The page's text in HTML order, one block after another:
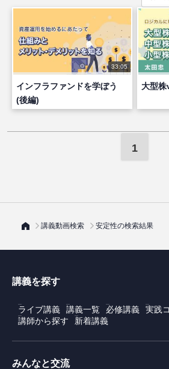
33:05
インフラファンドを学ぼう
(後編)
大型株
1
講義動画検索 安定性の検索結果
講義を探す
ライブ講義 講義一覧 必修講義 実践
講師から探す
新着講義
みんなと交流